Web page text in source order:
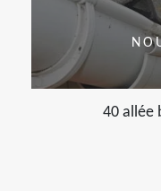
40 allée